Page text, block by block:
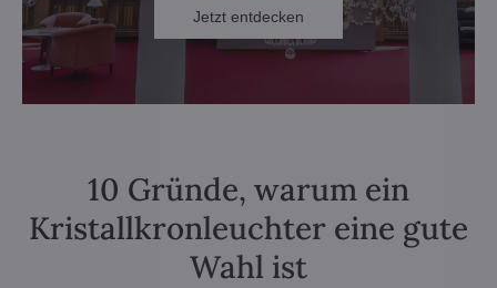
Jetzt entdecken
10 Gründe, warum ein
Kristallkronleuchter eine gute
Wahl ist